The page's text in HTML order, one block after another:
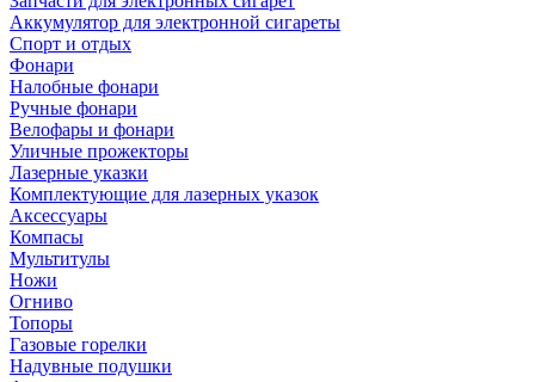
Аккумулятор для электронной сигареты
Спорт и отдых
Фонари
Налобные фонари
Ручные фонари
Велофары и фонари
Уличные прожекторы
Лазерные указки
Комплектующие для лазерных указок
Аксессуары
Компасы
Мультитулы
Ножи
Огниво
Топоры
Газовые горелки
Надувные подушки